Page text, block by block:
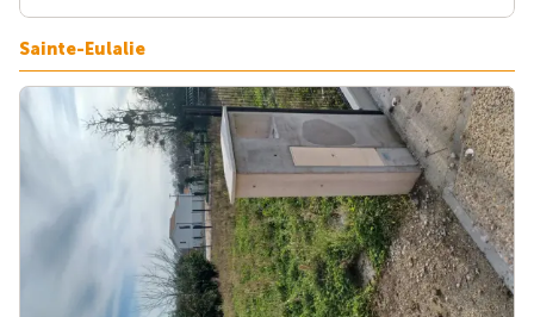
Sainte-Eulalie